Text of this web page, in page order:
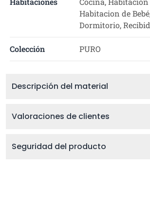
Habitacion de
Dormitorio,
Colección PURO
Descripción del material
Valoraciones de clientes
Seguridad del producto